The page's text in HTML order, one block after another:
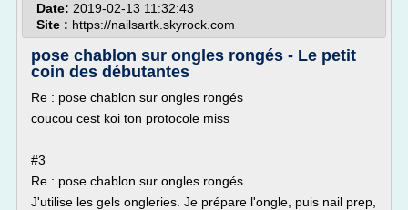
Date: 2019-02-13 11:32:43
Site : https://nailsartk.skyrock.com
pose chablon sur ongles rongés - Le petit
coin des débutantes
Re : pose chablon sur ongles rongés
coucou cest koi ton protocole miss
#3
Re : pose chablon sur ongles rongés
J'utilise les gels ongleries. Je prépare l'ongle, puis nail prep,